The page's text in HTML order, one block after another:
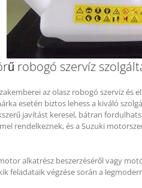
robogó szervíz
az olasz robogó szervíz és
esetén biztos lehess a kiváló
javítást keresel, bátran
rendelkeznek, és a Suzuki
alkatrész beszerzéséről vagy
feladataik végzése során a
35x93x16 mm Csapágyegység
Ékszíj csúszásgátló spray (400
ml) (Berner-Loctite)
Persely és csapágy rögzítő